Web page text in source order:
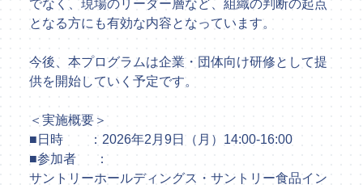
でなく、現場のリーダー層など、組織の判断の起点
となる方にも有効な内容となっています。
今後、本プログラムは企業・団体向け研修として提
供を開始していく予定です。
＜実施概要＞
■日時 ：2026年2月9日（月）14:00-16:00
■参加者 ：
サントリーホールディングス・サントリー食品イン